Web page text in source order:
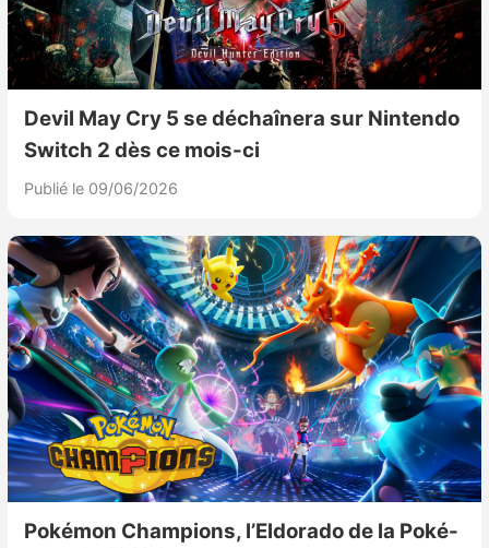
Devil May Cry 5 se déchaînera sur Nintendo
Switch 2 dès ce mois-ci
Publié le 09/06/2026
Pokémon Champions, l’Eldorado de la Poké-